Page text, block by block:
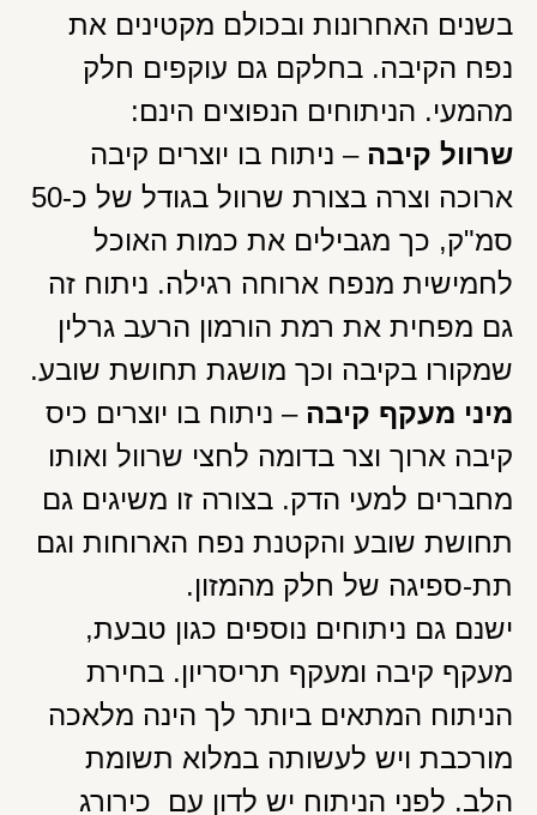
בשנים האחרונות ובכולם מקטינים את
נפח הקיבה. בחלקם גם עוקפים חלק
מהמעי. הניתוחים הנפוצים הינם:
שרוול קיבה – ניתוח בו יוצרים קיבה
ארוכה וצרה בצורת שרוול בגודל של כ-50
סמ"ק, כך מגבילים את כמות האוכל
לחמישית מנפח ארוחה רגילה. ניתוח זה
גם מפחית את רמת הורמון הרעב גרלין
שמקורו בקיבה וכך מושגת תחושת שובע.
מיני מעקף קיבה – ניתוח בו יוצרים כיס
קיבה ארוך וצר בדומה לחצי שרוול ואותו
מחברים למעי הדק. בצורה זו משיגים גם
תחושת שובע והקטנת נפח הארוחות וגם
תת-ספיגה של חלק מהמזון.
ישנם גם ניתוחים נוספים כגון טבעת,
מעקף קיבה ומעקף תריסריון. בחירת
הניתוח המתאים ביותר לך הינה מלאכה
מורכבת ויש לעשותה במלוא תשומת
הלב. לפני הניתוח יש לדון עם כירורג